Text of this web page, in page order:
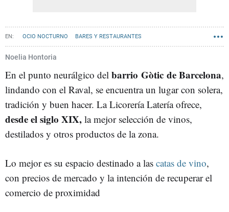
OCIO NOCTURNO BARES Y RESTAURANTES
Noelia Hontoria
En el punto neurálgico del barrio Gòtic de Barcelona,
lindando con el Raval, se encuentra un lugar con solera,
tradición y buen hacer. La Licorería Latería ofrece,
desde el siglo XIX, la mejor selección de vinos,
destilados y otros productos de la zona.
Lo mejor es su espacio destinado a las catas de vino,
con precios de mercado y la intención de recuperar el
comercio de proximidad